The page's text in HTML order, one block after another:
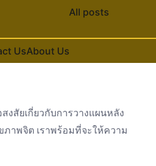
All posts
UsAbout Us
สัยเกี่ยวกับการวางแผนหลัง
าพจิต เราพร้อมที่จะให้ความ